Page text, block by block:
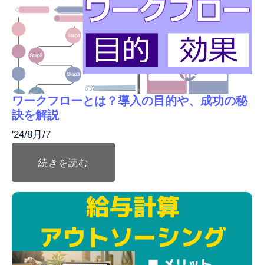
ワークフローとは？導入の目的や、成功の秘
訣を解説
'24/8月/7
続きを読む